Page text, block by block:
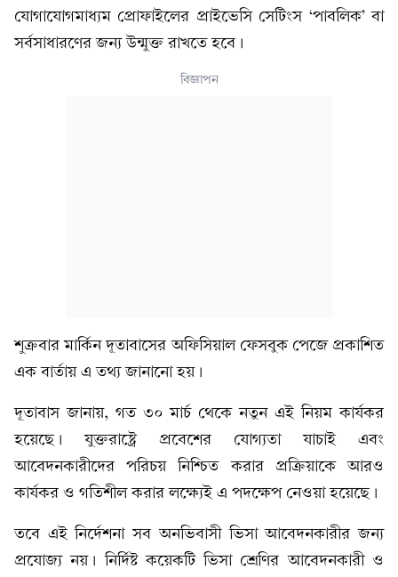
যোগাযোগমাধ্যম প্রোফাইলের প্রাইভেসি সেটিংস ‘পাবলিক’ বা
সর্বসাধারণের জন্য উন্মুক্ত রাখতে হবে।
বিজ্ঞাপন
শুক্রবার মার্কিন দূতাবাসের অফিসিয়াল ফেসবুক পেজে প্রকাশিত
এক বার্তায় এ তথ্য জানানো হয়।
দূতাবাস জানায়, গত ৩০ মার্চ থেকে নতুন এই নিয়ম কার্যকর
হয়েছে। যুক্তরাষ্ট্রে প্রবেশের যোগ্যতা যাচাই এবং
আবেদনকারীদের পরিচয় নিশ্চিত করার প্রক্রিয়াকে আরও
কার্যকর ও গতিশীল করার লক্ষ্যেই এ পদক্ষেপ নেওয়া হয়েছে।
তবে এই নির্দেশনা সব অনভিবাসী ভিসা আবেদনকারীর জন্য
প্রযোজ্য নয়। নির্দিষ্ট কয়েকটি ভিসা শ্রেণির আবেদনকারী ও